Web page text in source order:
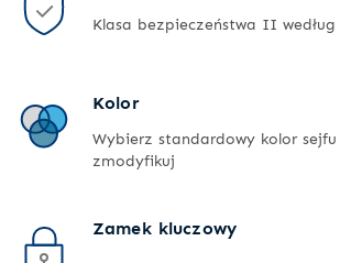
Klasa bezpieczeństwa II według
Kolor
Wybierz standardowy kolor
zmodyfikuj
Zamek kluczowy